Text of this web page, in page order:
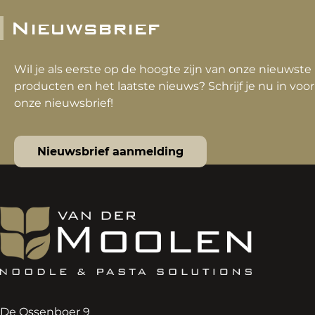
Nieuwsbrief
Wil je als eerste op de hoogte zijn van onze nieuwste
producten en het laatste nieuws? Schrijf je nu in voor
onze nieuwsbrief!
Nieuwsbrief aanmelding
De Ossenboer 9